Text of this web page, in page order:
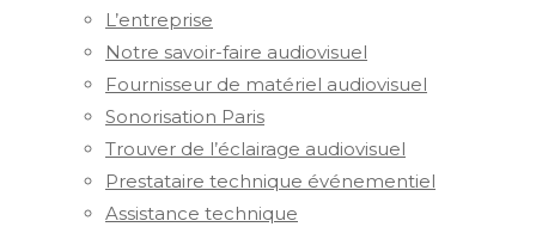
L’entreprise
Notre savoir-faire audiovisuel
Fournisseur de matériel audiovisuel
Sonorisation Paris
Trouver de l’éclairage audiovisuel
Prestataire technique événementiel
Assistance technique